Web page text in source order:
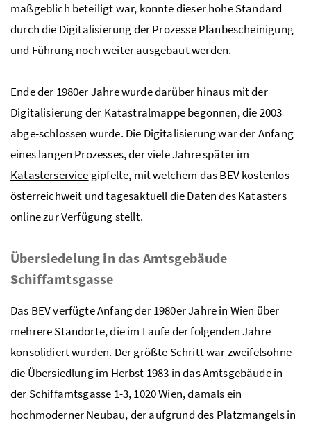
maßgeblich beteiligt war, konnte dieser hohe Standard
durch die Digitalisierung der Prozesse Planbescheinigung
und Führung noch weiter ausgebaut werden.
Ende der 1980er Jahre wurde darüber hinaus mit der
Digitalisierung der Katastralmappe begonnen, die 2003
abge-schlossen wurde. Die Digitalisierung war der Anfang
eines langen Prozesses, der viele Jahre später im
Katasterservice gipfelte, mit welchem das BEV kostenlos
österreichweit und tagesaktuell die Daten des Katasters
online zur Verfügung stellt.
Übersiedelung in das Amtsgebäude
Schiffamtsgasse
Das BEV verfügte Anfang der 1980er Jahre in Wien über
mehrere Standorte, die im Laufe der folgenden Jahre
konsolidiert wurden. Der größte Schritt war zweifelsohne
die Übersiedlung im Herbst 1983 in das Amtsgebäude in
der Schiffamtsgasse 1-3, 1020 Wien, damals ein
hochmoderner Neubau, der aufgrund des Platzmangels in